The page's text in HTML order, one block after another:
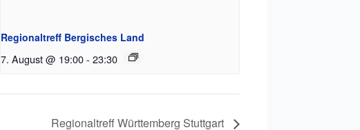
Regionaltreff Bergisches Land
7. August @ 19:00- 23:30
Regionaltreff Württemberg Stuttgart